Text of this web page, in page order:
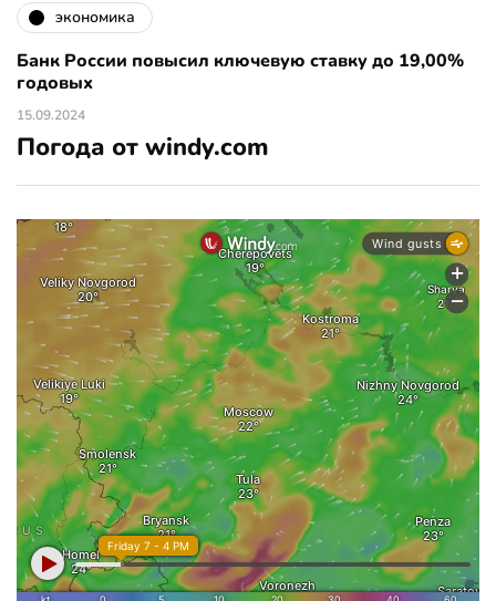
экономика
Банк России повысил ключевую ставку до 19,00%
годовых
15.09.2024
Погода от windy.com